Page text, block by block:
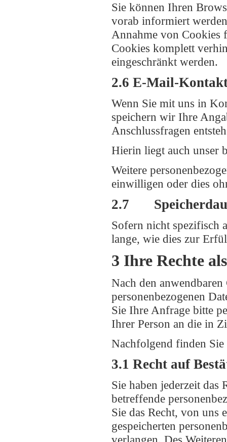
Sie können Ihren
vorab informiert
Annahme von Cookies
Cookies komplett
eingeschränkt werden.
2.6 E-Mail-
Wenn Sie mit uns in
speichern wir Ihre
Anschlussfragen
Hierin liegt auch unser
Weitere
einwilligen oder dies
2.7
Sofern nicht spezifisch
lange, wie dies zur
3 Ihre Rechte
Nach den
personenbezogenen
Sie Ihre Anfrage bitte
Ihrer Person an die in
Nachfolgend finden
3.1 Recht auf
Sie haben jederzeit das
betreffende
Sie das Recht, von uns
gespeicherten